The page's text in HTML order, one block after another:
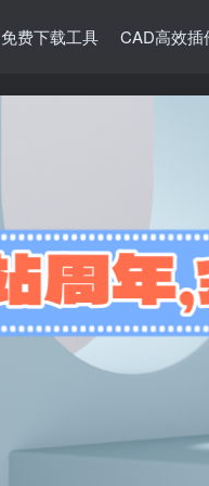
免费下载工具 CAD高效插